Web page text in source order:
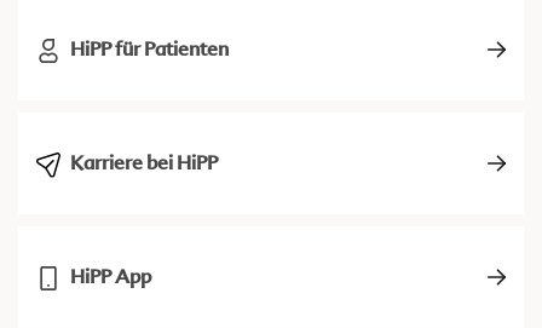
HiPP für Patienten
Karriere bei HiPP
HiPP App